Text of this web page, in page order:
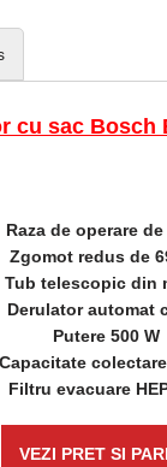
cu sac Bosch
Raza de operare de
Zgomot redus de
Tub telescopic din
Derulator automat
Putere 500 W
Capacitate
Filtru evacuare
VEZI PRET SI